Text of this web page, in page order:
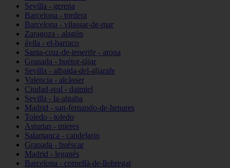
Sevilla - gerena
Barcelona - tordera
Barcelona - vilassar-de-mar
Zaragoza - alagón
ávila - el-barraco
Santa-cruz-de-tenerife - arona
Granada - huétor-tájar
Sevilla - albaida-del-aljarafe
Valencia - alcàsser
Ciudad-real - daimiel
Sevilla - la-algaba
Madrid - san-fernando-de-henares
Toledo - toledo
Asturias - mieres
Salamanca - candelario
Granada - huéscar
Madrid - leganés
Barcelona - cornellà-de-llobregat